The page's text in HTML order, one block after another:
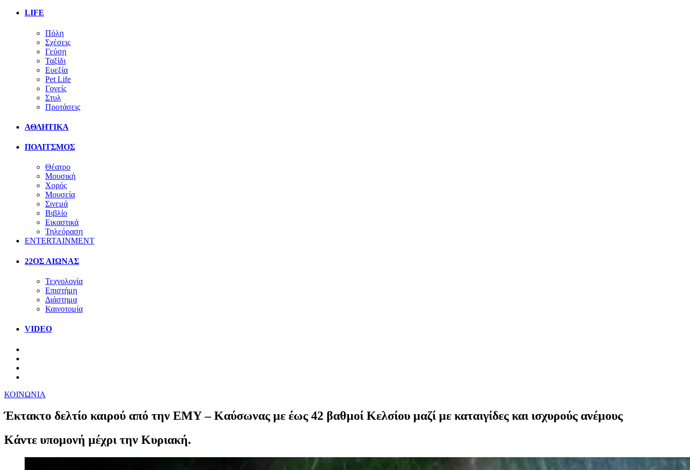
LIFE
Πόλη
Σχέσεις
Γεύση
Ταξίδι
Ευεξία
Pet Life
Γονείς
Στυλ
Προτάσεις
ΑΘΛΗΤΙΚΑ
ΠΟΛΙΤΣΜΟΣ
Θέατρο
Μουσική
Χορός
Μουσεία
Σινεμά
Βιβλίο
Εικαστικά
Τηλεόραση
ENTERTAINMENT
22ΟΣ ΑΙΩΝΑΣ
Τεχνολογία
Επιστήμη
Διάστημα
Καινοτομία
VIDEO
ΚΟΙΝΩΝΙΑ
Έκτακτο δελτίο καιρού από την ΕΜΥ – Καύσωνας με έως 42 βαθμοί Κελσίου μαζί με καταιγίδες και ισχυρούς ανέμους
Κάντε υπομονή μέχρι την Κυριακή.